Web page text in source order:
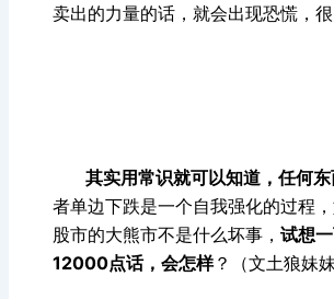
卖出的力量的话，就会出现恐慌，
其实用常识就可以知道，任何
者单边下跌是一个自我强化的过程
股市的大熊市不是什么坏事， 试想
12000点话，会怎样？（文土狼妹妹